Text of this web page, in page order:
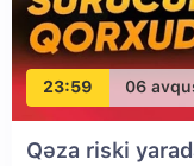
23:59 06
Qəza riski